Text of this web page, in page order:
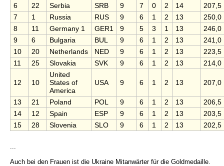
6
22 Serbia SRB 9 7 0 2 14
207,5
7
1 Russia RUS 9 6 1 2 13
250,0
8
11 Germany 1 GER1 9 5 3 1 13
246,0
9
6 Bulgaria BUL 9 6 1 2 13
241,0
10
20 Netherlands NED 9 6 1 2 13
223,5
11
25 Slovakia SVK 9 6 1 2 13 214,0
12 10
United
States of
America
USA 9 6 1 2 13 207,0
13 21 Poland POL 9 6 1 2 13
206,5
14
12 Spain ESP 9 6 1 2 13
203,5
15
28 Slovenia SLO 9 6 1 2 13 202,5
...
Auch bei den Frauen ist die Ukraine Mitanwärter für die Goldmedaille.